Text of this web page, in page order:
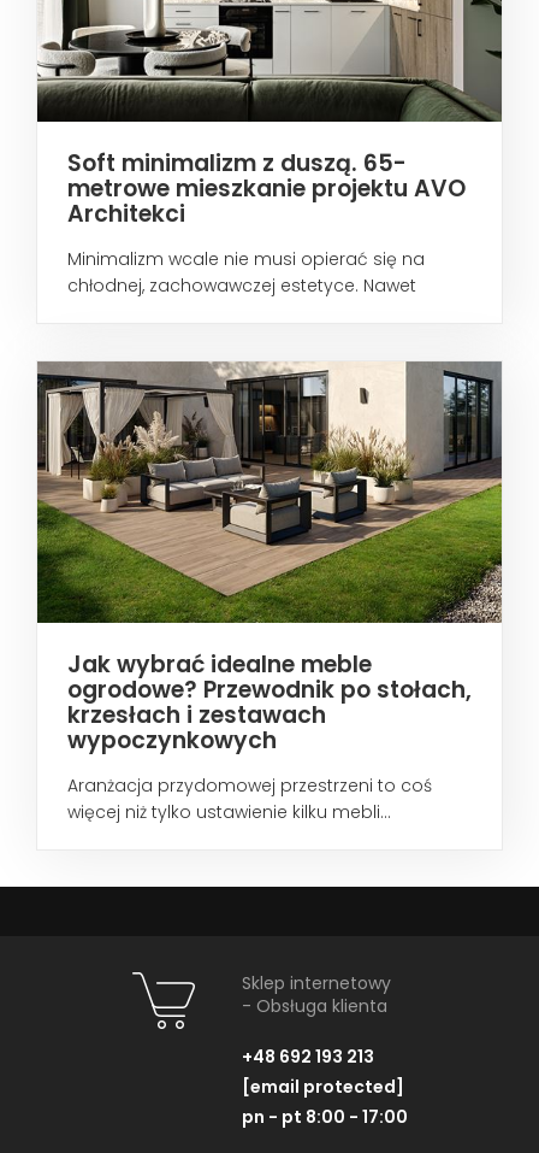
Soft minimalizm z duszą. 65-
metrowe mieszkanie projektu AVO
Architekci
Minimalizm wcale nie musi opierać się na
chłodnej, zachowawczej estetyce. Nawet
Jak wybrać idealne meble
ogrodowe? Przewodnik po stołach,
krzesłach i zestawach
wypoczynkowych
Aranżacja przydomowej przestrzeni to coś
więcej niż tylko ustawienie kilku mebli...
Sklep internetowy
- Obsługa klienta
+48 692 193 213
[email protected]
pn - pt 8:00 - 17:00